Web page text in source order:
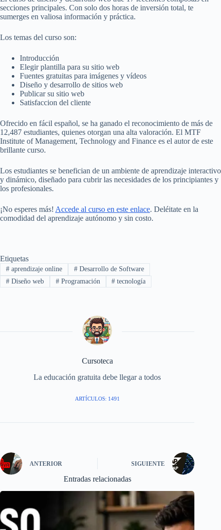
secciones principales. Con solo dos horas de inversión total, te
sumerges en valiosa información y práctica.
Los temas del curso son:
Introducción
Elegir plantilla para su sitio web
Fuentes gratuitas para imágenes y vídeos
Diseño y desarrollo de sitios web
Publicar su sitio web
Satisfaccion del cliente
Ofrecido en fácil español, se ha ganado el reconocimiento de más de
12,487 estudiantes, quienes otorgan una alta valoración. El MTF
Institute of Management, Technology and Finance es el autor de este
brillante curso.
Los estudiantes se benefician de un ambiente de aprendizaje interactivo
y dinámico, diseñado para cubrir las necesidades de los principiantes y
los profesionales.
¡No esperes más! Accede al curso en este enlace. Deléitate en la
comodidad del aprendizaje autónomo y sin costo.
Etiquetas
#aprendizaje online #Desarrollo de Software
#Diseño web #Programación # tecnología
Cursoteca
La educación gratuita debe llegar a todos
ARTÍCULOS: 1491
ANTERIOR SIGUIENTE
Entradas relacionadas